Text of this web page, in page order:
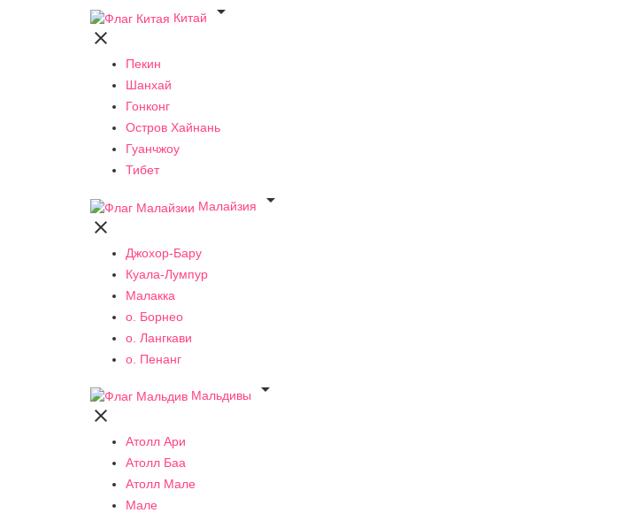
Китай


Пекин
Шанхай
Гонконг
Остров Хайнань
Гуанчжоу
Тибет
Малайзия


Джохор-Бару
Куала-Лумпур
Малакка
о. Борнео
о. Лангкави
о. Пенанг
Мальдивы


Атолл Ари
Атолл Баа
Атолл Мале
Мале